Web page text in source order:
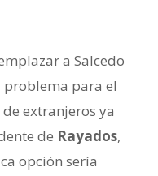
a Salcedo
para el
extranjeros ya
de Rayados,
opción sería